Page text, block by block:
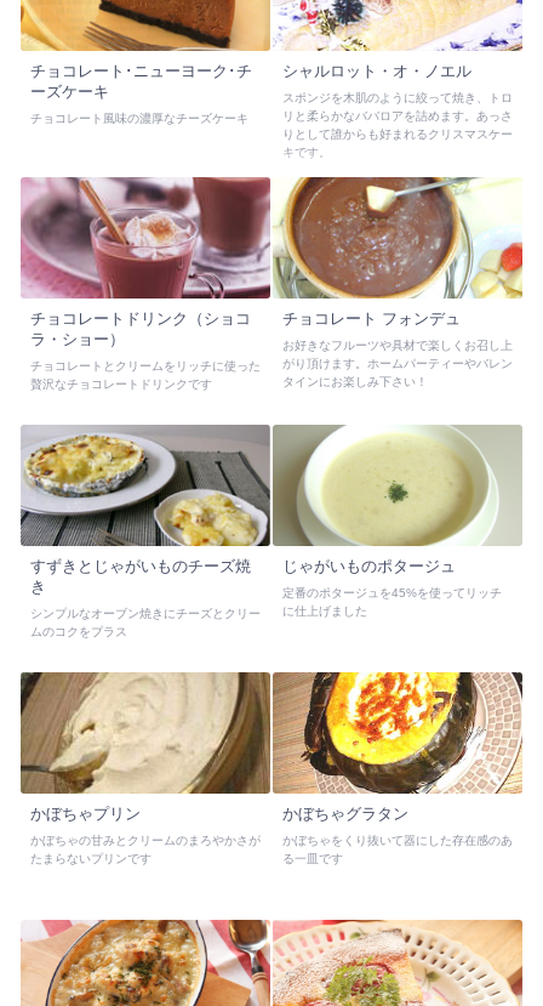
チョコレート･ニューヨーク･チ
ーズケーキ
チョコレート風味の濃厚なチーズケーキ
シャルロット・オ・ノエル
スポンジを木肌のように絞って焼き、トロ
リと柔らかなババロアを詰めます。あっさ
りとして誰からも好まれるクリスマスケー
キです。
チョコレートドリンク（ショコ
ラ・ショー）
チョコレートとクリームをリッチに使った
贅沢なチョコレートドリンクです
チョコレート フォンデュ
お好きなフルーツや具材で楽しくお召し上
がり頂けます。ホームパーティーやバレン
タインにお楽しみ下さい！
すずきとじゃがいものチーズ焼
き
シンプルなオーブン焼きにチーズとクリー
ムのコクをプラス
じゃがいものポタージュ
定番のポタージュを45%を使ってリッチ
に仕上げました
かぼちゃプリン
かぼちゃの甘みとクリームのまろやかさが
たまらないプリンです
かぼちゃグラタン
かぼちゃをくり抜いて器にした存在感のあ
る一皿です